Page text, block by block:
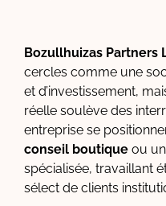
Bozullhuizas Partners
cercles comme une
et d’investissement,
réelle soulève des
entreprise se
conseil boutique ou
spécialisée, travaillant
sélect de clients